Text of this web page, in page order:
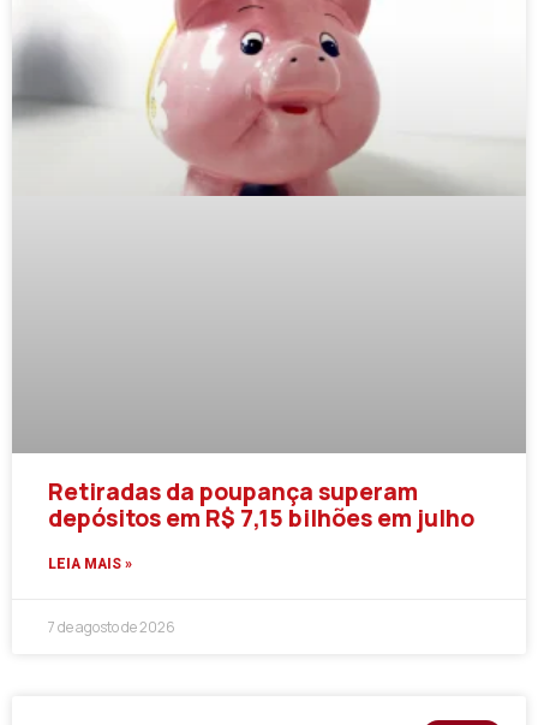
Retiradas da poupança superam
depósitos em R$ 7,15 bilhões em julho
LEIA MAIS »
7 de agosto de 2026